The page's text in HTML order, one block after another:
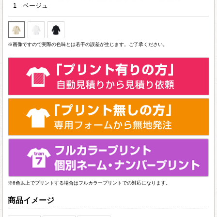
1 ベージュ
※画像ですので実際の色味とは若干の誤差が生じます。ご了承ください。
※6色以上でプリントする場合はフルカラープリントでの対応になります。
商品イメージ